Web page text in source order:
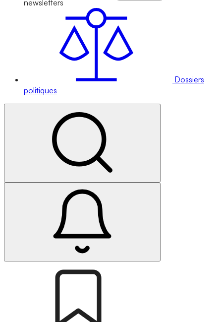
newsletters
Dossiers
politiques